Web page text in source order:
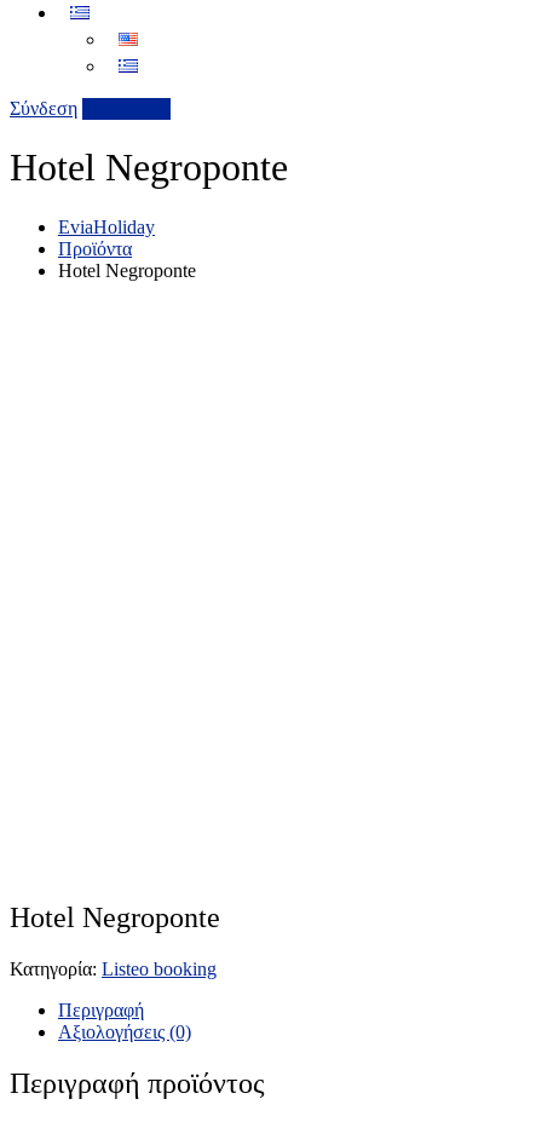
Σύνδεση
Hotel Negroponte
EviaHoliday
Προϊόντα
Hotel Negroponte
Hotel Negroponte
Κατηγορία: Listeo booking
Περιγραφή
Αξιολογήσεις (0)
Περιγραφή προϊόντος